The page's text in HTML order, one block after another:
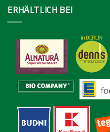
ERHÄLTLICH BEI